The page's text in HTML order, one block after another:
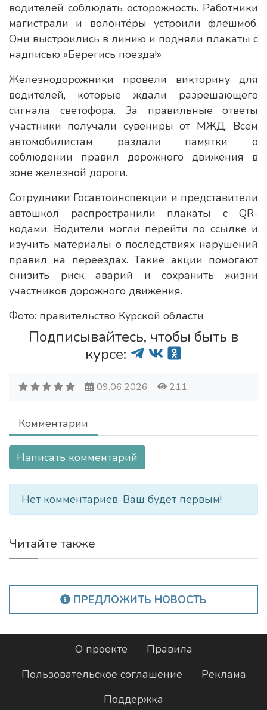
водителей соблюдать осторожность. Работники
магистрали и волонтёры устроили флешмоб.
Они выстроились в линию и подняли плакаты с
надписью «Берегись поезда!».
Железнодорожники провели викторину для
водителей, которые ждали разрешающего
сигнала светофора. За правильные ответы
участники получали сувениры от МЖД. Всем
автомобилистам раздали памятки о
соблюдении правил дорожного движения в
зоне железной дороги.
Сотрудники Госавтоинспекции и представители
автошкол распространили плакаты с QR-
кодами. Водители могли перейти по ссылке и
изучить материалы о последствиях нарушений
правил на переездах. Такие акции помогают
снизить риск аварий и сохранить жизни
участников дорожного движения.
Фото: правительство Курской области
Подписывайтесь, чтобы быть в
курсе:
09.06.2026 211
Комментарии
Написать комментарий
Нет комментариев. Ваш будет первым!
Читайте также
ПРЕДЛОЖИТЬ НОВОСТЬ
О проекте
Правила
Пользовательское соглашение
Реклама
Поддержка